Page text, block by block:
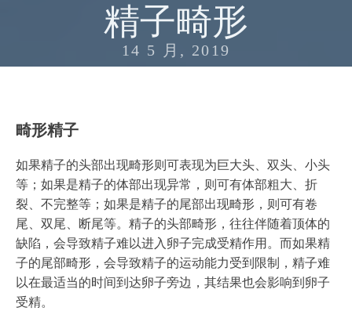
精子畸形
14 5 月, 2019
畸形精子
如果精子的头部出现畸形则可表现为巨大头、双头、小头
等；如果是精子的体部出现异常，则可有体部粗大、折
裂、不完整等；如果是精子的尾部出现畸形，则可有卷
尾、双尾、断尾等。精子的头部畸形，往往伴随着顶体的
缺陷，会导致精子难以进入卵子完成受精作用。而如果精
子的尾部畸形，会导致精子的运动能力受到限制，精子难
以在最适当的时间到达卵子旁边，其结果也会影响到卵子
受精。